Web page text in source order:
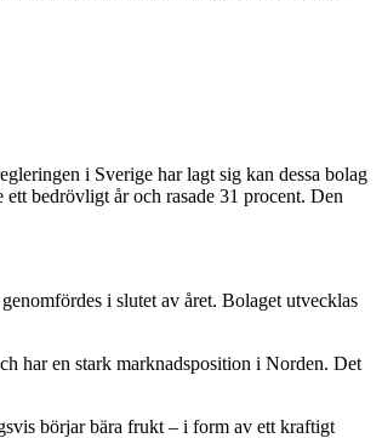
i Sverige har lagt sig kan dessa bolag
bedrövligt år och rasade 31 procent. Den
i slutet av året. Bolaget utvecklas
har en stark marknadsposition i Norden. Det
börjar bära frukt – i form av ett kraftigt